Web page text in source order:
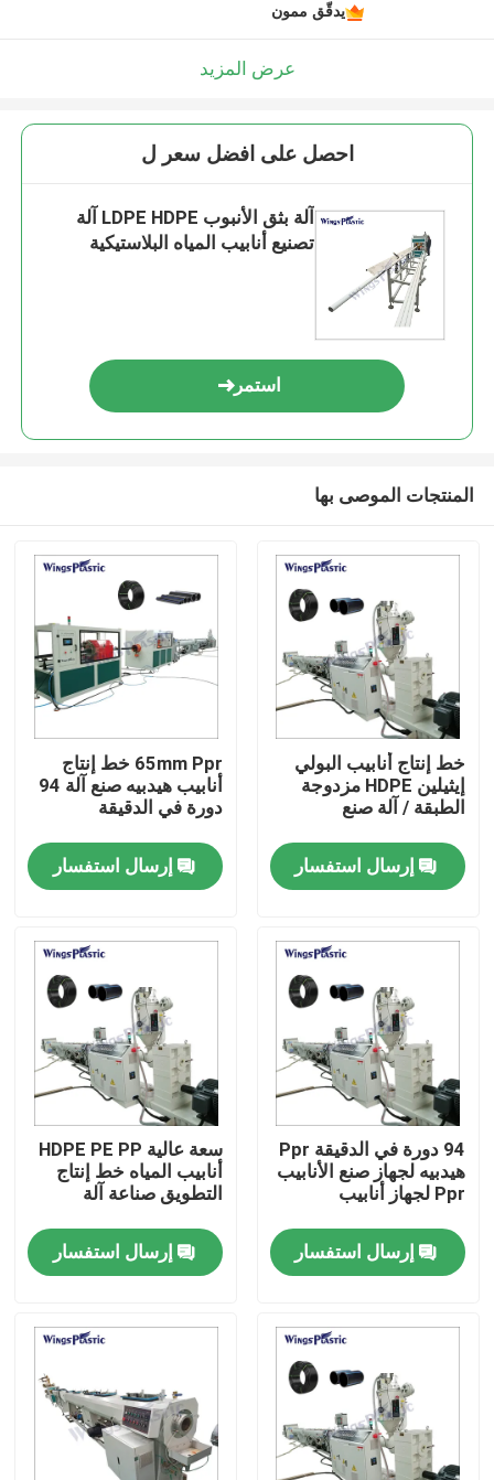
بيت
معلومات عنا
جولة في المعمل
رقابة جودة
اتصل بنا
آلة بثق الأنابيب البلاستيكية
خط بثق الأنبوب البلاستيكي
آلة بثق الأنبوب البلاستيكي
HDPE آلة بثق الأنابيب
يدقّق ممون
عرض المزيد
احصل على افضل سعر ل
آلة بثق الأنبوب LDPE HDPE آلة
تصنيع أنابيب المياه البلاستيكية
استمر
المنتجات الموصى بها
خط إنتاج أنابيب البولي
إيثيلين HDPE مزدوجة
الطبقة / آلة صنع
إرسال استفسار
65mm Ppr خط إنتاج
أنابيب هيدبيه صنع آلة 94
دورة في الدقيقة
إرسال استفسار
94 دورة في الدقيقة Ppr
هيدبيه لجهاز صنع الأنابيب
Ppr لجهاز أنابيب
إرسال استفسار
سعة عالية HDPE PE PP
أنابيب المياه خط إنتاج
التطويق صناعة آلة
إرسال استفسار